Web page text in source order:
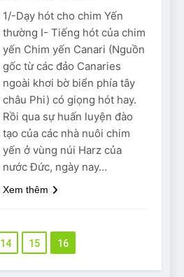
1/-Dạy hót cho chim Yến
thường I- Tiếng hót của chim
yến Chim yến Canari (Nguồn
gốc từ các đảo Canaries
ngoài khơi bờ biển phía tây
châu Phi) có giọng hót hay.
Rồi qua sự huấn luyện đào
tạo của các nhà nuôi chim
yến ở vùng núi Harz của
nước Đức, ngày nay…
Xem thêm
14 15 16